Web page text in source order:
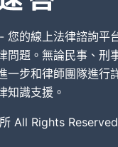
犯罪案件
案件類型
刑事犯罪案件
其他案件類型
您的線上法律諮詢平
問題。無論民事、刑
一步和律師團隊進行
知識支援。
All Rights